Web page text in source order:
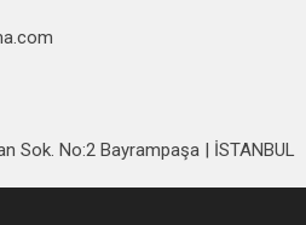
Sok. No:2 Bayrampaşa | İSTANBUL